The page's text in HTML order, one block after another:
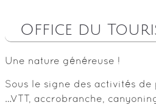
Office du
Une nature généreuse !
Sous le signe des activités
…VTT, accrobranche,